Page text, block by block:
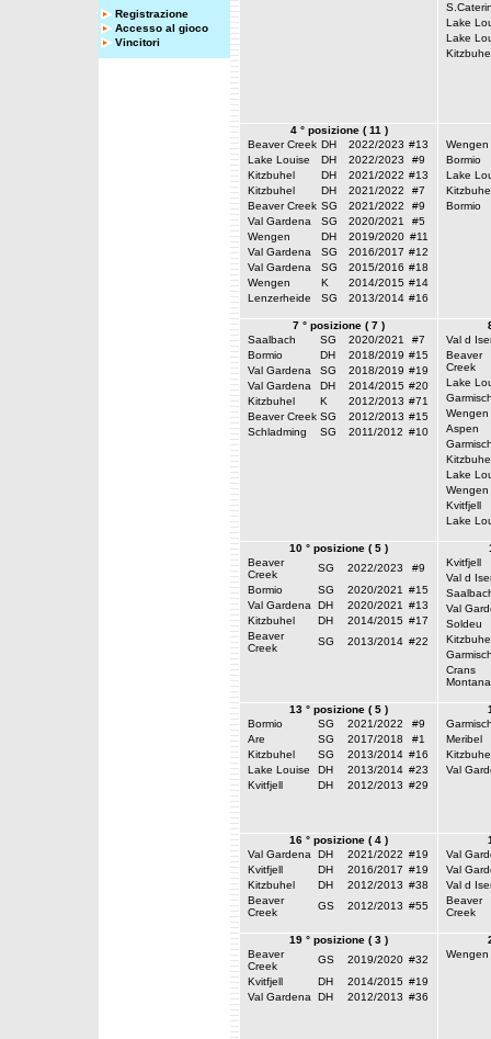
Registrazione
Accesso al gioco
Vincitori
Lake
Lake
4 ° posizione ( 11 )
Beaver Creek DH 2022/2023 #13
Lake Louise
DH 2022/2023
#9
Kitzbuhel
DH 2021/2022 #13
Kitzbuhel
DH 2021/2022
#7
Beaver Creek SG 2021/2022
#9
Val Gardena
SG 2020/2021
#5
Wengen
DH 2019/2020 #11
Val Gardena
SG 2016/2017 #12
Val Gardena
SG 2015/2016 #18
Wengen
K 2014/2015 #14
Lenzerheide
SG 2013/2014 #16
Wengen
Bormio
Lake
Bormio
7 ° posizione ( 7 )
Saalbach
SG 2020/2021
#7
Bormio
DH 2018/2019 #15
Val Gardena
SG 2018/2019 #19
Val Gardena
DH 2014/2015 #20
Kitzbuhel
K 2012/2013 #71
Beaver Creek SG 2012/2013 #15
Schladming
SG 2011/2012 #10
Val d
Beaver
Creek
Lake
Wengen
Aspen
Lake
Wengen
Kvitfjell
Lake
10 ° posizione ( 5 )
Beaver
Creek
SG 2022/2023
#9
Bormio
SG 2020/2021
#15
Val Gardena
DH 2020/2021
#13
Kitzbuhel
DH 2014/2015 #17
Beaver
Creek
SG 2013/2014 #22
Kvitfjell
Val d
Val
Soldeu
Crans
Montana
13 ° posizione ( 5 )
Bormio
SG 2021/2022
#9
Are
SG 2017/2018
#1
Kitzbuhel
SG 2013/2014 #16
Lake Louise
DH 2013/2014 #23
Kvitfjell
DH 2012/2013 #29
Meribel
Val
16 ° posizione ( 4 )
Val Gardena
DH 2021/2022 #19
Kvitfjell
DH 2016/2017 #19
Kitzbuhel
DH 2012/2013 #38
Beaver
Creek
GS 2012/2013 #55
Val
Val
Val d
Beaver
Creek
19 ° posizione ( 3 )
Beaver
Creek
GS 2019/2020 #32
Kvitfjell
DH 2014/2015 #19
Val Gardena
DH 2012/2013 #36
Wengen